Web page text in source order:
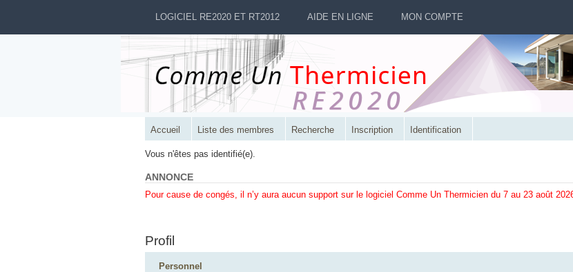
LOGICIEL RE2020 ET RT2012 AIDE EN LIGNE MON COMPTE
Accueil Liste des membres Recherche Inscription Identification
Vous n'êtes pas identifié(e).
ANNONCE
Pour cause de congés, il n’y aura aucun support sur le logiciel Comme Un Thermicien du 7 au 23 août
Profil
Personnel